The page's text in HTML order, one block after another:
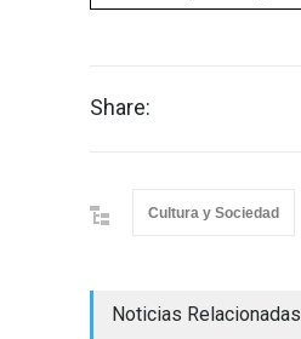
Share:
Cultura y Sociedad
Noticias Relacionadas